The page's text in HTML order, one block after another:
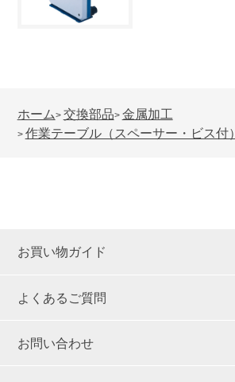
ホーム> 交換部品> 金属加工
> 作業テーブル（スペーサー・ビス付）
お買い物ガイド
よくあるご質問
お問い合わせ